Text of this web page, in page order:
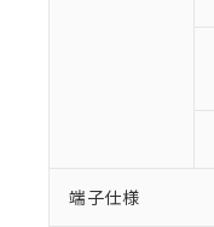
端子仕様